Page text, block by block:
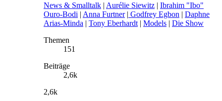
News & Smalltalk | Aurélie Siewitz | Ibrahim "Ibo"
Ouro-Bodi | Anna Furtner| Godfrey Egbon | Daphne
Arias-Minda | Tony Eberhardt | Models | Die Show
Themen
151
Beiträge
2,6k
2,6k